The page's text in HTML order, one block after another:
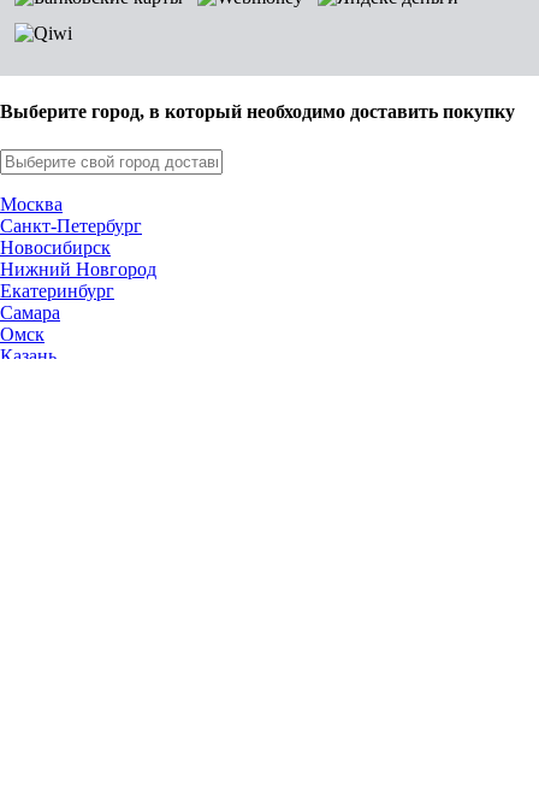
Выберите город, в который необходимо доставить покупку
Москва
Санкт-Петербург
Новосибирск
Нижний Новгород
Екатеринбург
Самара
Омск
Казань